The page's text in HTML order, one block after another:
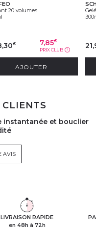
20 volumes
€ 7,85€
PRIX CLUB ?
AJOUTER
instantanée et bouclier
AVIS
LIVRAISON RAPIDE
en 48h à 72h